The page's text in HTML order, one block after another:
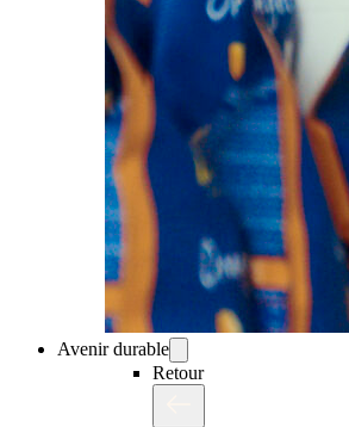
Avenir durable
Retour